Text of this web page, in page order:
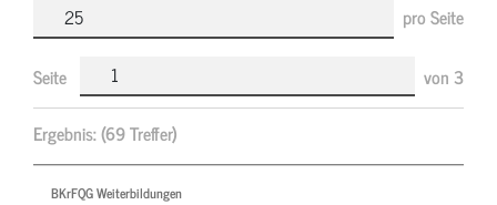
pro Seite
Seite von 3
Ergebnis:(69 Treffer)
BKrFQG Weiterbildungen